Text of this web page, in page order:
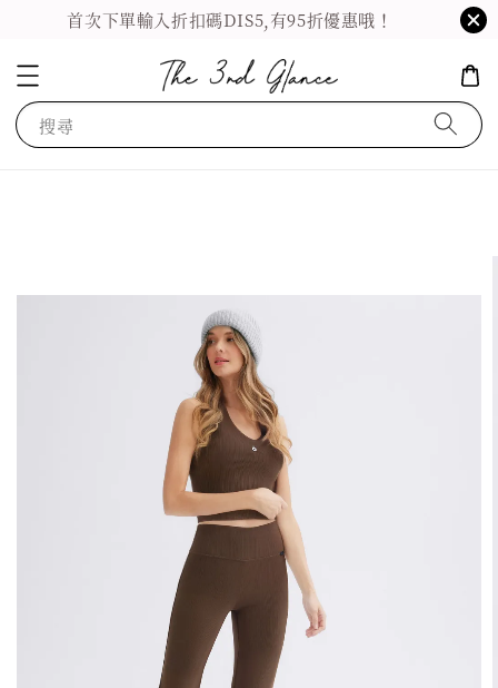
首次下單輸入折扣碼DIS5,有95折優惠哦！
搜尋